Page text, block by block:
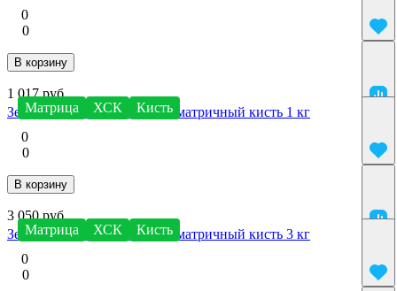
0
0
В корзину
Матрица ХСК Кисть
1 017 руб.
Зеленый Гелькоут VE 272B матричный кисть 1 кг
0
0
В корзину
Матрица ХСК Кисть
3 050 руб.
Зеленый Гелькоут VE 272B матричный кисть 3 кг
0
0